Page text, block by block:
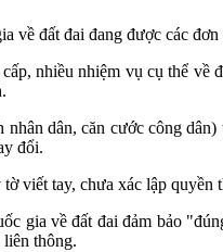
về đất đai đang được các
nhiều nhiệm vụ cụ thể
dân, căn cước công
đổi.
viết tay, chưa xác lập
gia về đất đai đảm bảo
liên thông.